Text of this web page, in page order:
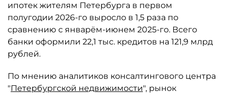
ипотек жителям Петербурга в первом
полугодии 2026-го выросло в 1,5 раза по
сравнению с январём-июнем 2025-го. Всего
банки оформили 22,1 тыс. кредитов на 121,9 млрд
рублей.
По мнению аналитиков консалтингового центра
"Петербургской недвижимости", рынок